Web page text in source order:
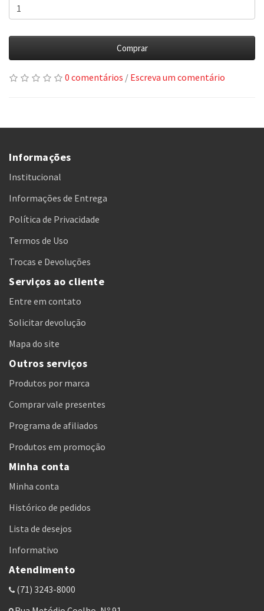
Comprar
0 comentários / Escreva um comentário
Informações
Institucional
Informações de Entrega
Política de Privacidade
Termos de Uso
Trocas e Devoluções
Serviços ao cliente
Entre em contato
Solicitar devolução
Mapa do site
Outros serviços
Produtos por marca
Comprar vale presentes
Programa de afiliados
Produtos em promoção
Minha conta
Minha conta
Histórico de pedidos
Lista de desejos
Informativo
Atendimento
(71) 3243-8000